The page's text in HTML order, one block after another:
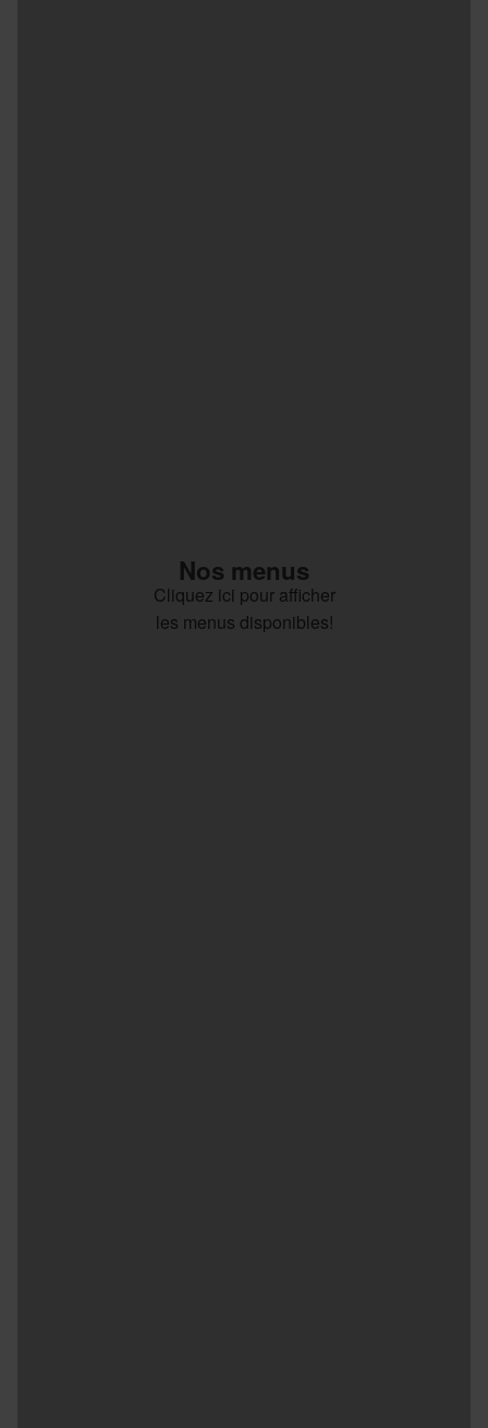
Nos menus
Cliquez ici pour afficher
les menus disponibles!